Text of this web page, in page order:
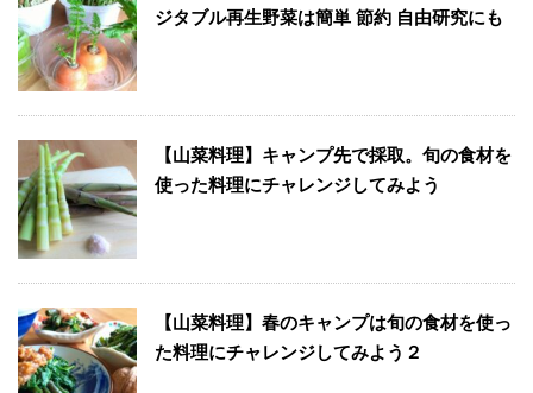
ジタブル再生野菜は簡単 節約 自由研究にも
【山菜料理】キャンプ先で採取。旬の食材を
使った料理にチャレンジしてみよう
【山菜料理】春のキャンプは旬の食材を使っ
た料理にチャレンジしてみよう２